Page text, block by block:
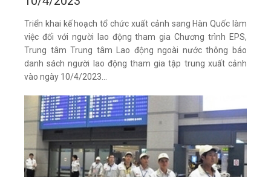
Triển khai kế hoạch tổ chức xuất cảnh sang Hàn Quốc làm
việc đối với người lao động tham gia Chương trình EPS,
Trung tâm Trung tâm Lao động ngoài nước thông báo
danh sách người lao động tham gia tập trung xuất cảnh
vào ngày 10/4/2023...